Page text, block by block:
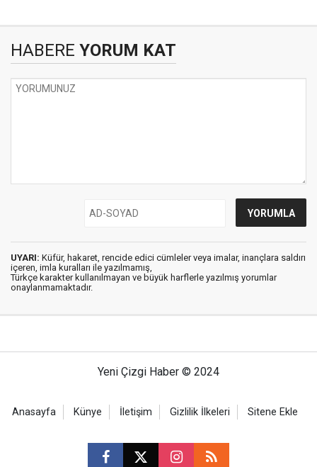
HABERE YORUM KAT
UYARI: Küfür, hakaret, rencide edici cümleler veya imalar, inançlara saldırı
içeren, imla kuralları ile yazılmamış,
Türkçe karakter kullanılmayan ve büyük harflerle yazılmış yorumlar
onaylanmamaktadır.
Yeni Çizgi Haber © 2024
Anasayfa Künye İletişim Gizlilik İlkeleri Sitene Ekle